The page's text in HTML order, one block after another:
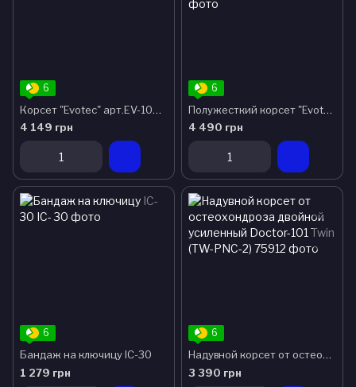
6
Корсет "Evotec" арт.EV-100 Orliman (Испания)
4 149 грн
6
Полужесткий корсет "Evotec" арт.EV-101 Orliman (Испания)
4 490 грн
6
Бандаж на ключицу IC-30
1 279 грн
6
Надувной корсет от остеохондроза двойной усиленный Doctor-101 Twin (TW-PNC-2)
3 390 грн